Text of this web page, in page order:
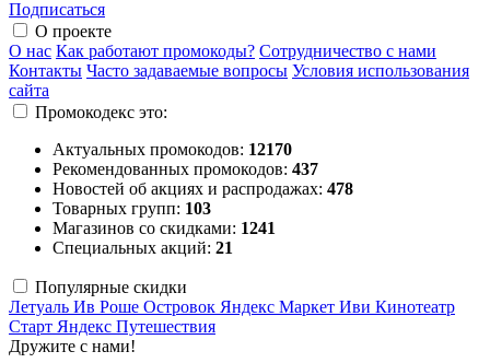
Подписаться
О проекте
О нас Как работают промокоды? Сотрудничество с нами
Контакты Часто задаваемые вопросы Условия использования
сайта
Промокодекс это:
Актуальных промокодов: 12170
Рекомендованных промокодов: 437
Новостей об акциях и распродажах: 478
Товарных групп: 103
Магазинов со скидками: 1241
Специальных акций: 21
Популярные скидки
Летуаль Ив Роше Островок Яндекс Маркет Иви Кинотеатр
Старт Яндекс Путешествия
Дружите с нами!